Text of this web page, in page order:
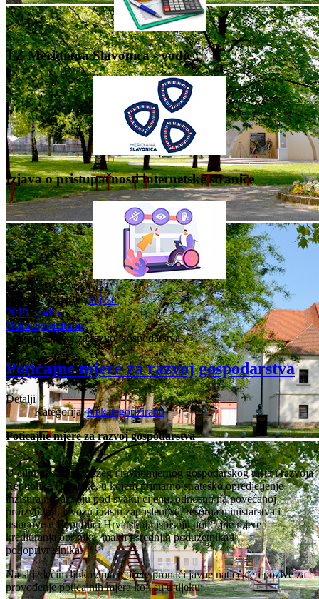
TZ Meridiana Slavonica - vodič
Izjava o pristupačnosti internetske stranice
Nalazite se ovdje:Vijesti
2019. godina
Nekategorizirano
Poticajne mjere za razvoj gospodarstva
Poticajne mjere za razvoj gospodarstva
Detalji
Kategorija:Nekategorizirano
Poticajne mjere za razvoj gospodarstva
U cilju postizanja bržeg i ravnomjernog gospodarskog rasta i razvoja
Republike Hrvatske, u kojem primarno strateško opredjeljenje
inzistira na razvoju pod svaku cijenu, odnosno na povećanoj
proizvodnji, izvozu i rastu zaposlenosti, resorna ministarstva i
ustanove u Republici Hrvatskoj raspisuju poticajne mjere i
kreditiranja obrtnika, malih i srednjih poduzetnika i
poljoprivrednika.
Na slijedećim linkovima možete pronaći javne natječaje i pozive za
provođenje poticajnih mjera koji su u tijeku: